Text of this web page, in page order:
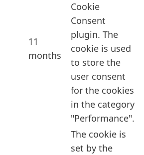
11
months
Cookie
Consent
plugin. The
cookie is used
to store the
user consent
for the cookies
in the category
"Performance".
The cookie is
set by the